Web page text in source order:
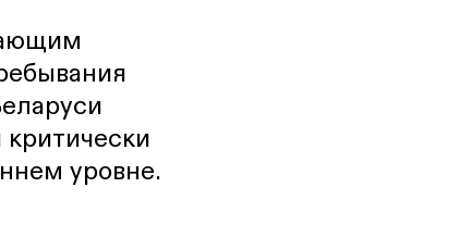
уровне.